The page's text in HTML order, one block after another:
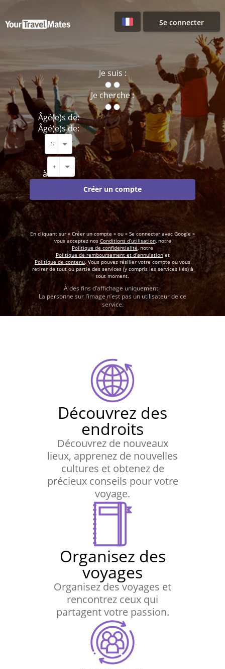
Se connecter
Je suis :
Je cherche :
Âgé(e)s de:
Âgé(e)s de:
à
Créer un compte
En cliquant sur « Créer un compte » ou « Se connecter avec Google »
vous acceptez nosConditions d’utilisation, notre
Politique de confidentialité, notre
Politique de remboursement et d'annulationet
Politique de contenu. Vous pouvez résilier votre compte ou vous
retirer de tout ou partie des services (y compris les services liés) à
tout moment.
À des fins d’affichage uniquement.
La personne sur l’image n’est pas un utilisateur de ce
service.
Découvrez des
endroits
Découvrez de nouveaux
lieux, apprenez de nouvelles
cultures et obtenez de
précieux conseils pour votre
voyage.
Organisez des
voyages
Organisez des voyages et
rencontrez ceux qui
partagent votre passion.